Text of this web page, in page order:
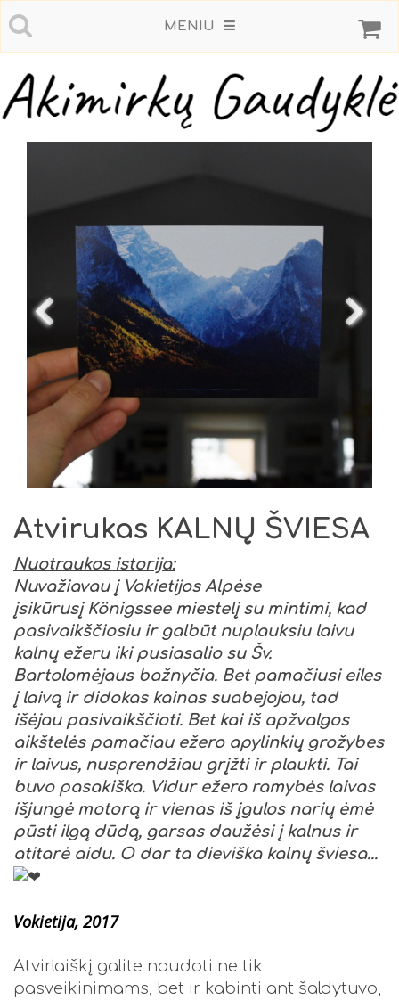
MENIU
Atvirukas KALNŲ ŠVIESA
Nuotraukos istorija:
Nuvažiavau į Vokietijos Alpėse
įsikūrusį Königssee miestelį su mintimi, kad
pasivaikščiosiu ir galbūt nuplauksiu laivu
kalnų ežeruiki pusiasalio su Šv.
Bartolomėjaus bažnyčia. Bet pamačiusi eiles
į laivą ir didokas kainas suabejojau, tad
išėjau pasivaikščioti. Bet kai iš apžvalgos
aikštelės pamačiau ežero apylinkių grožybes
ir laivus, nusprendžiau grįžti ir plaukti. Tai
buvo pasakiška. Vidur ežero ramybės laivas
išjungė motorą ir vienas iš įgulos narių ėmė
pūsti ilgą dūdą, garsas daužėsi į kalnus ir
atitarė aidu. O dar ta dieviška kalnų šviesa...
Vokietija, 2017
Atvirlaiškį galite naudoti ne tik
pasveikinimams, bet ir kabinti ant šaldytuvo,